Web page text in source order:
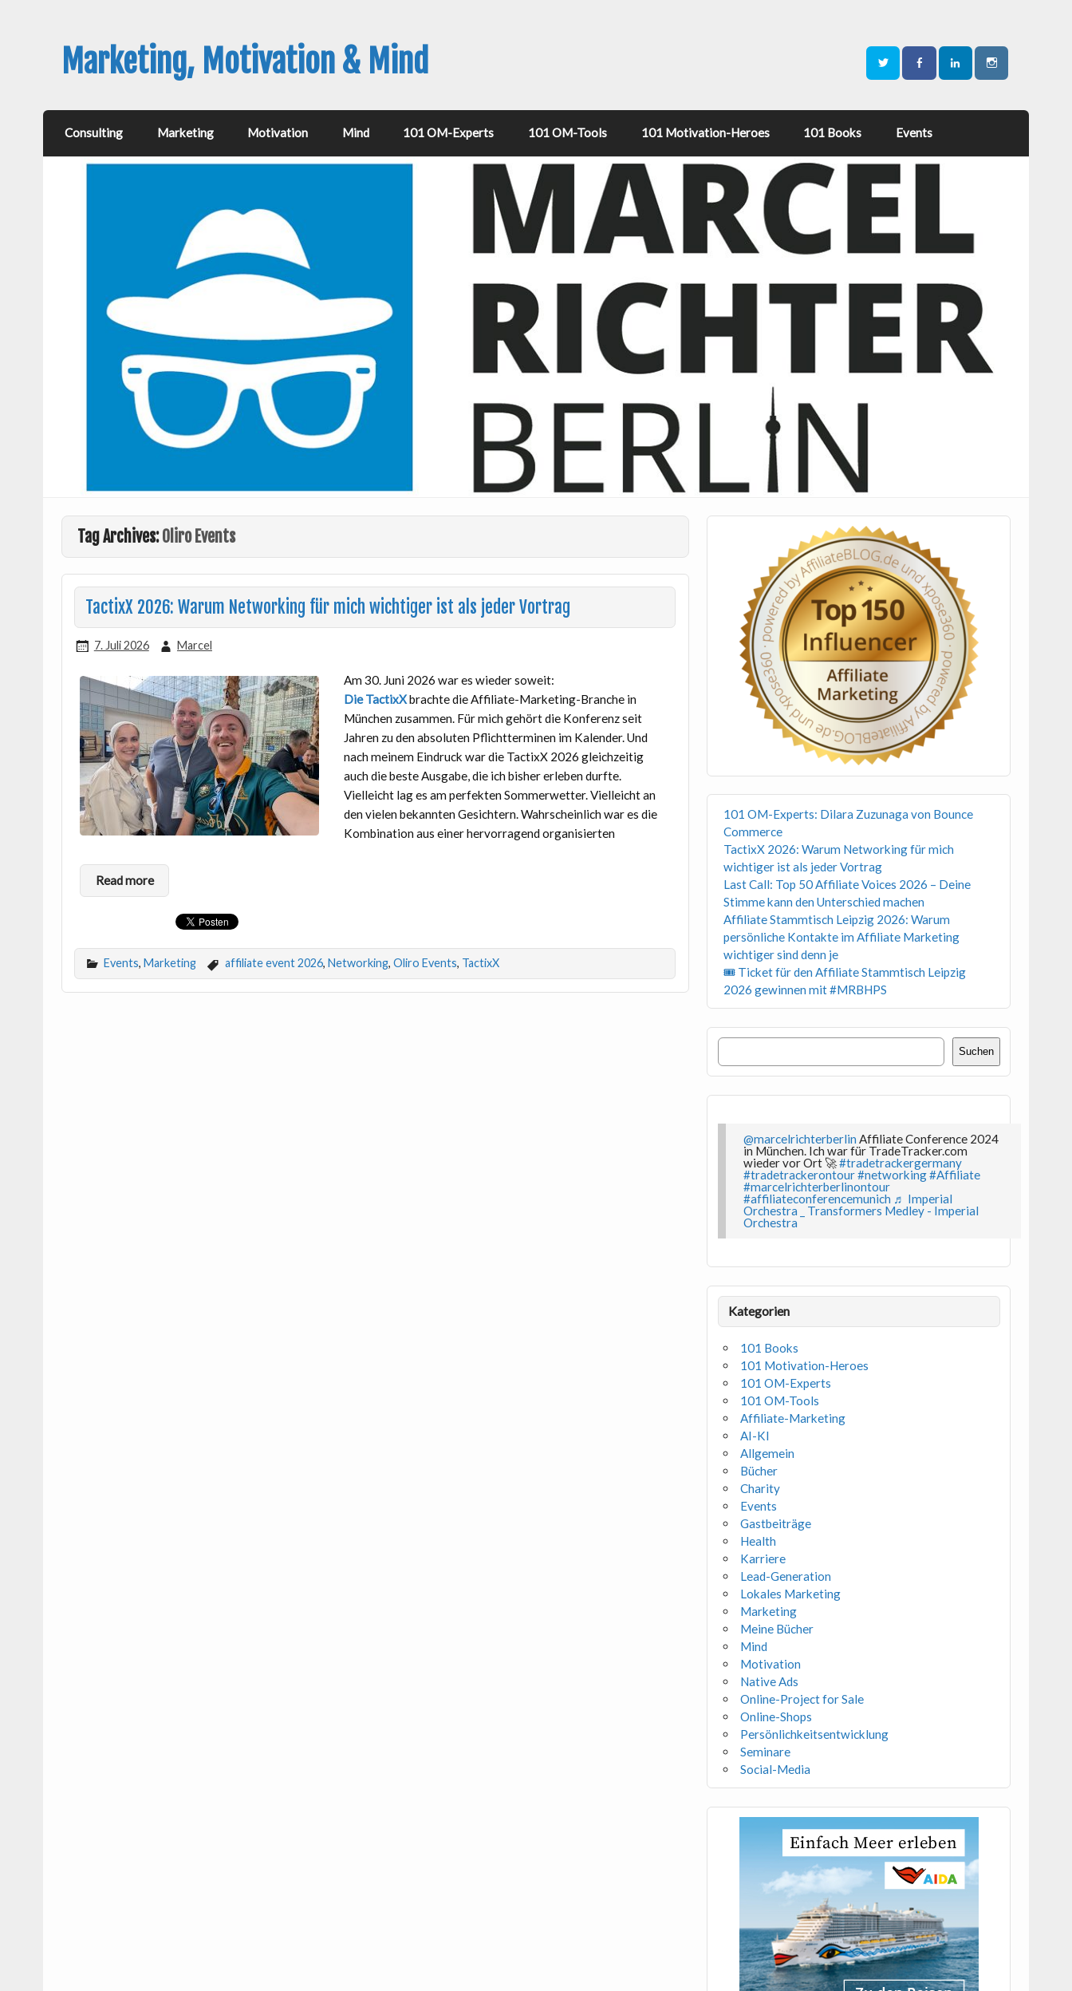
Marketing, Motivation & Mind
Consulting Marketing Motivation Mind 101 OM-Experts 101 OM-Tools 101 Motivation-Heroes 101 Books Events
Tag Archives:Oliro Events
TactixX 2026: Warum Networking für mich wichtiger ist als jeder Vortrag
7. Juli 2026 Marcel
Am 30. Juni 2026 war es wieder soweit:
Die TactixXbrachte die Affiliate-Marketing-Branche in
München zusammen. Für mich gehört die Konferenz seit
Jahren zu den absoluten Pflichtterminen im Kalender. Und
nach meinem Eindruck war die TactixX 2026 gleichzeitig
auch die beste Ausgabe, die ich bisher erleben durfte.
Vielleicht lag es am perfekten Sommerwetter. Vielleicht an
den vielen bekannten Gesichtern. Wahrscheinlich war es die
Kombination aus einer hervorragend organisierten
Read more
Events,Marketing affiliate event 2026, Networking, Oliro Events, TactixX
101 OM-Experts: Dilara Zuzunaga von Bounce
Commerce
TactixX 2026: Warum Networking für mich
wichtiger ist als jeder Vortrag
Last Call: Top 50 Affiliate Voices 2026 – Deine
Stimme kann den Unterschied machen
Affiliate Stammtisch Leipzig 2026: Warum
persönliche Kontakte im Affiliate Marketing
wichtiger sind denn je
🎟 Ticket für den Affiliate Stammtisch Leipzig
2026 gewinnen mit #MRBHPS
Suchen
Suchen
@marcelrichterberlin Affiliate Conference 2024
in München. Ich war für TradeTracker.com
wieder vor Ort 🚀#tradetrackergermany
#tradetrackerontour#networking#Affiliate
#marcelrichterberlinontour
#affiliateconferencemunich ♬ Imperial
Orchestra _ Transformers Medley - Imperial
Orchestra
Kategorien
101 Books
101 Motivation-Heroes
101 OM-Experts
101 OM-Tools
Affiliate-Marketing
AI-KI
Allgemein
Bücher
Charity
Events
Gastbeiträge
Health
Karriere
Lead-Generation
Lokales Marketing
Marketing
Meine Bücher
Mind
Motivation
Native Ads
Online-Project for Sale
Online-Shops
Persönlichkeitsentwicklung
Seminare
Social-Media